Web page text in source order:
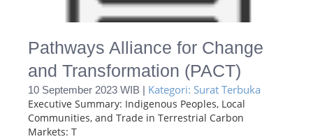
Pathways Alliance for Change
and Transformation (PACT)
10 September 2023 WIB | Kategori: Surat Terbuka
Executive Summary: Indigenous Peoples, Local
Communities, and Trade in Terrestrial Carbon
Markets: T